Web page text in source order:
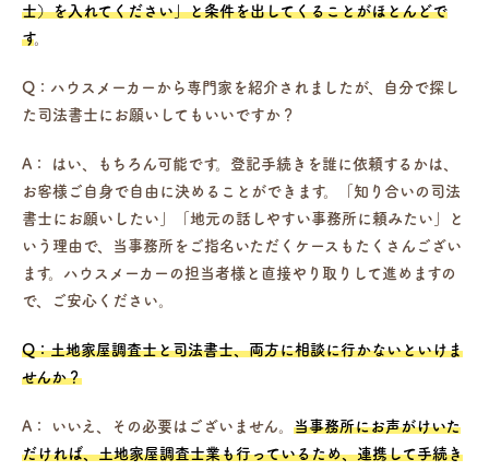
士）を入れてください」と条件を出してくることがほとんどで
す。
Q：ハウスメーカーから専門家を紹介されましたが、自分で探し
た司法書士にお願いしてもいいですか？
A：
はい、もちろん可能です。登記手続きを誰に依頼するかは、
お客様ご自身で自由に決めることができます。「知り合いの司法
書士にお願いしたい」「地元の話しやすい事務所に頼みたい」と
いう理由で、当事務所をご指名いただくケースもたくさんござい
ます。ハウスメーカーの担当者様と直接やり取りして進めますの
で、ご安心ください。
Q：土地家屋調査士と司法書士、両方に相談に行かないといけま
せんか？
A： いいえ、その必要はございません。 当事務所にお声がけいた
だければ、土地家屋調査士業も行っているため、連携して手続き